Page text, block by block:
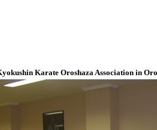
Karate Oroshaza Association in